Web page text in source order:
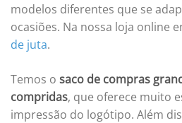
modelos diferentes que se
ocasiões. Na nossa loja online
de juta.
Temos o saco de compras
compridas, que oferece muito
impressão do logótipo. Além